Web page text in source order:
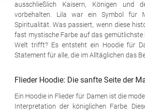
ausschließlich Kaisern, Königen und
vorbehalten. Lila war ein Symbol für
Spiritualität. Was passiert, wenn diese
fast mystische Farbe auf das gemütlichste
Welt trifft? Es entsteht ein Hoodie für
Statement für alle, die im Alltäglichen das
Flieder Hoodie: Die sanfte Seite der
Ein Hoodie in Flieder für Damen ist die
Interpretation der königlichen Farbe.